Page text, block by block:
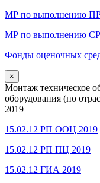
МР по выполнению
МР по выполнению СР
Фонды оценочных
×
Монтаж техническое
оборудования (по
2019
15.02.12 РП ООЦ 2019
15.02.12 РП ПЦ 2019
15.02.12 ГИА 2019